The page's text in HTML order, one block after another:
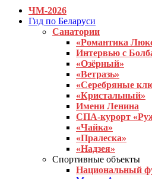
ЧМ-2026
Гид по Беларуси
Санатории
«Романтика
Интервью с
«Озёрный»
«Ветразь»
«Серебряные
«Кристальный»
Имени Ленина
СПА-курорт
«Чайка»
«Пралеска»
«Надзея»
Спортивные объекты
Национальный